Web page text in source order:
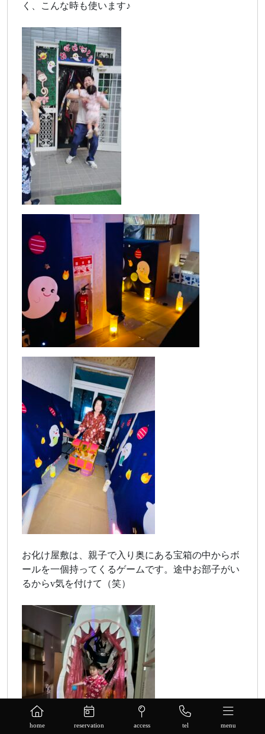
home reservation access tel menu
く、こんな時も使います♪
お化け屋敷は、親子で入り奥にある宝箱の中からボ
ールを一個持ってくるゲームです。途中お部子がい
るからv気を付けて（笑）